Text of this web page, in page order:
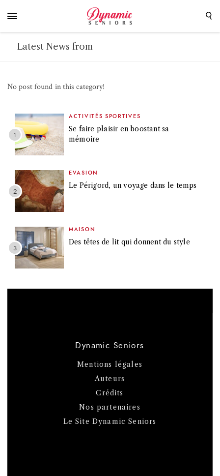
Latest News from
No post found in this category!
ACTIVITÉS SPORTIVES
Se faire plaisir en boostant sa
mémoire
EVASION
Le Périgord, un voyage dans le temps
MAISON
Des têtes de lit qui donnent du style
Dynamic Seniors
Mentions légales
Auteurs
Crédits
Nos partenaires
Le Site Dynamic Seniors